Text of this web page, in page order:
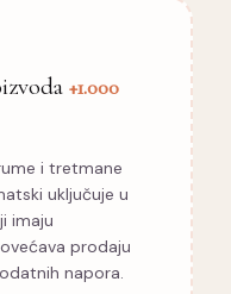
+1.000
i tretmane
uključuje u
imaju
prodaju
napora.